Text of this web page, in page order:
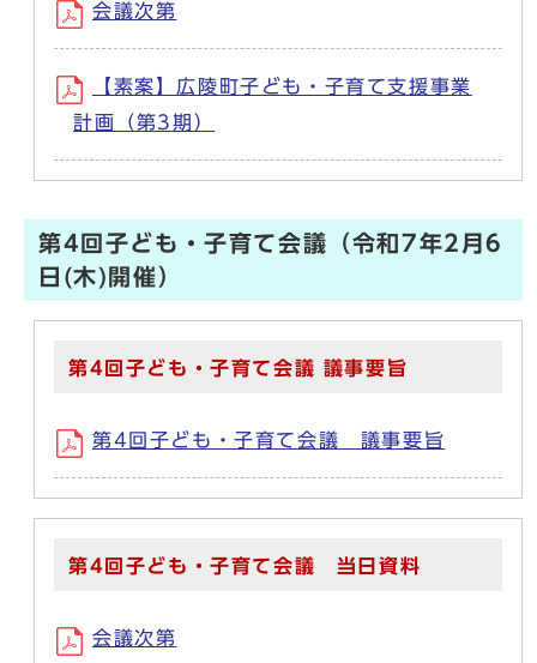
会議次第
【素案】広陵町子ども・子育て支援事業
計画（第3期）
第4回子ども・子育て会議（令和7年2月6
日(木)開催）
第4回子ども・子育て会議 議事要旨
第4回子ども・子育て会議 議事要旨
第4回子ども・子育て会議 当日資料
会議次第